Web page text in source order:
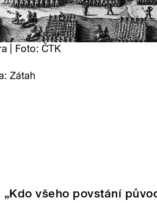
| Foto: ČTK
Zátah
„Kdo všeho povstání